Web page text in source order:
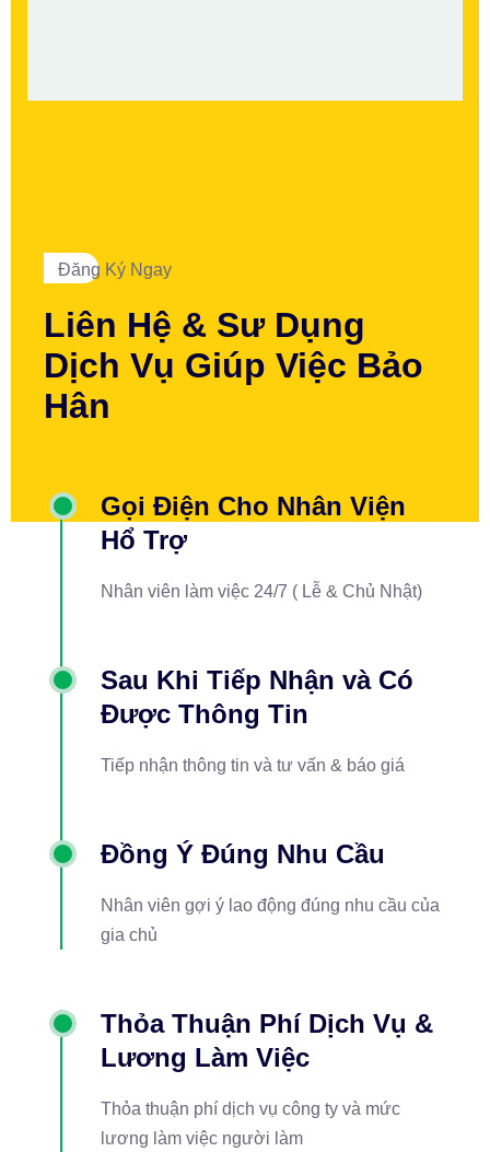
Đăng Ký Ngay
Liên Hệ & Sư Dụng
Dịch Vụ Giúp Việc Bảo
Hân
Gọi Điện Cho Nhân Viện
Hổ Trợ
Nhân viên làm việc 24/7 ( Lễ & Chủ Nhật)
Sau Khi Tiếp Nhận và Có
Được Thông Tin
Tiếp nhận thông tin và tư vấn & báo giá
Đồng Ý Đúng Nhu Cầu
Nhân viên gợi ý lao động đúng nhu cầu của
gia chủ
Thỏa Thuận Phí Dịch Vụ &
Lương Làm Việc
Thỏa thuận phí dịch vụ công ty và mức
lương làm việc người làm